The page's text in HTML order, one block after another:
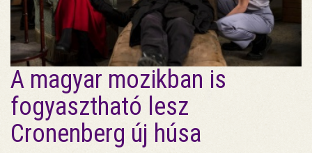
A magyar mozikban is
fogyasztható lesz
Cronenberg új húsa